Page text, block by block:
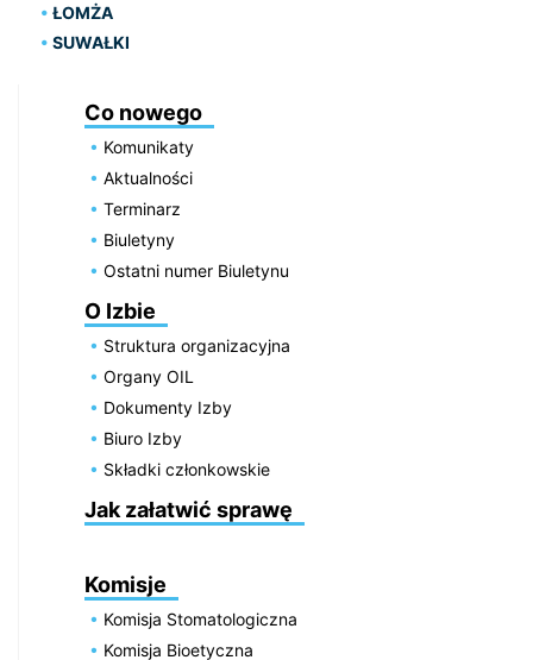
ŁOMŻA
SUWAŁKI
Co nowego
Komunikaty
Aktualności
Terminarz
Biuletyny
Ostatni numer Biuletynu
O Izbie
Struktura organizacyjna
Organy OIL
Dokumenty Izby
Biuro Izby
Składki członkowskie
Jak załatwić sprawę
Komisje
Komisja Stomatologiczna
Komisja Bioetyczna